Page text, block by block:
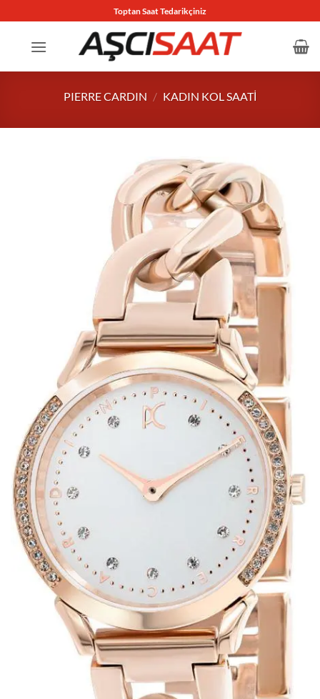
atla
Toptan Saat Tedarikçiniz
PIERRE CARDIN / KADIN KOL SAATI